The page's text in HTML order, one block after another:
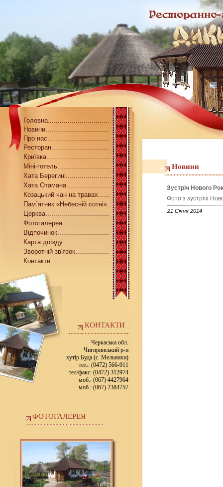
Головна...............................
Новини................................
Про нас...............................
Ресторан.............................
Криївка................................
Міні-готель...........................
Хата Берегині.......................
Хата Отамана.......................
Козацький чан на травах......
Пам`ятник «Небесній сотні»..
Церква................................
Фотогалерея........................
Відпочинок..........................
Карта доїзду........................
Зворотній зв'язок.................
Контакти..............................
КОНТАКТИ
Черкаська обл.
Чигиринський р-н
хутір Буда (с. Мельники)
тел.: (0472) 566-911
тел/факс: (0472) 312974
моб.: (067) 4427964
моб.: (067) 2384757
ФОТОГАЛЕРЕЯ
Новини
Зустріч Нового
Фото з зустрічi
21 Січня 2014